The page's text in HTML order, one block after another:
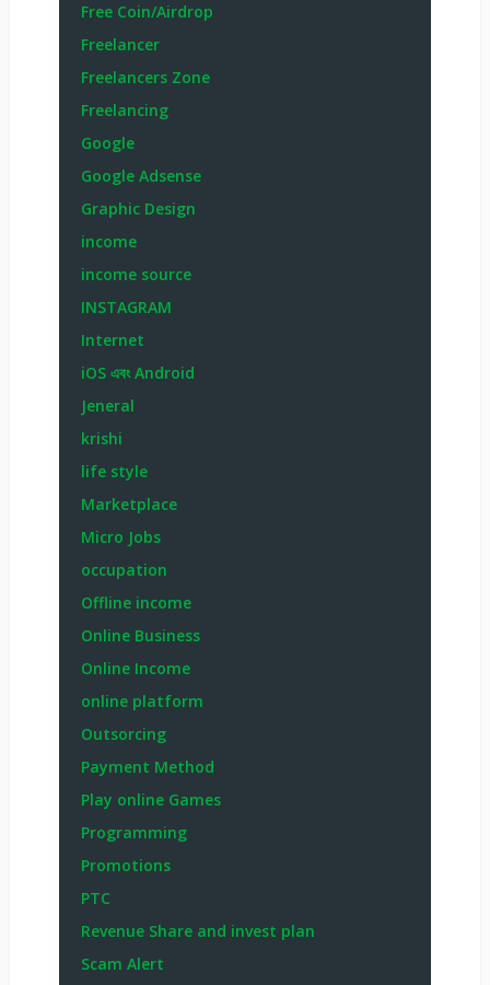
Free Coin/Airdrop
Freelancer
Freelancers Zone
Freelancing
Google
Google Adsense
Graphic Design
income
income source
INSTAGRAM
Internet
iOS এবং Android
Jeneral
krishi
life style
Marketplace
Micro Jobs
occupation
Offline income
Online Business
Online Income
online platform
Outsorcing
Payment Method
Play online Games
Programming
Promotions
PTC
Revenue Share and invest plan
Scam Alert